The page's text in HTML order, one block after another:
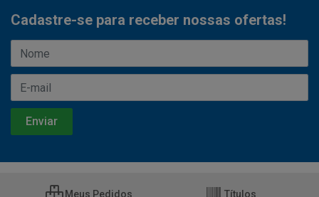
Cadastre-se para receber nossas ofertas!
Meus Pedidos Títulos